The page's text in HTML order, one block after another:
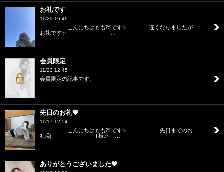
お礼です
11/29 16:49
こんにちはもも🍑です✨ 遅くなりましたが
お礼です✨ …
会員限定
11/23 12:45
会員限定の記事です。
先日のお礼💗
11/17 12:54
こんにちはもも🍑です✨ 先日までのお
礼🤗 T様🎉 …
ありがとうございました💖